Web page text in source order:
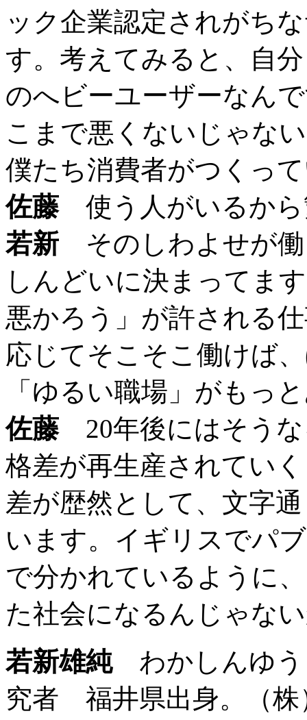
ック企業認定されがち
す。考えてみると、自
のへビーユーザーなん
こまで悪くないじゃな
僕たち消費者がつくっ
佐藤使う人がいるから
若新 そのしわよせが働
しんどいに決まってま
悪かろう」が許される
応じてそこそこ働けば
「ゆるい職場」がもっ
佐藤20年後にはそうな
格差が再生産されてい
差が歴然として、文字
います。イギリスでパ
で分かれているように
た社会になるんじゃな
若新雄純わかしんゆう
究者 福井県出身。（株